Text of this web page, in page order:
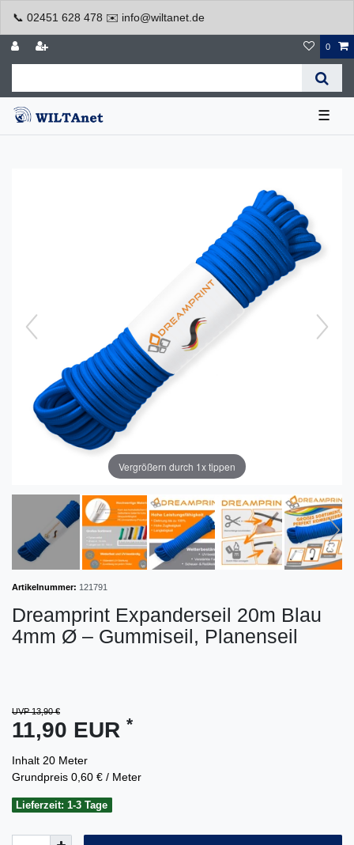
📞 02451 628 478 ✉️ info@wiltanet.de
0
☰
Vergrößern durch 1x tippen
Artikelnummer: 121791
Dreamprint Expanderseil 20m Blau
4mm Ø – Gummiseil, Planenseil
UVP 13,90 €
11,90 EUR *
Inhalt 20 Meter
Grundpreis 0,60 € / Meter
Lieferzeit: 1-3 Tage